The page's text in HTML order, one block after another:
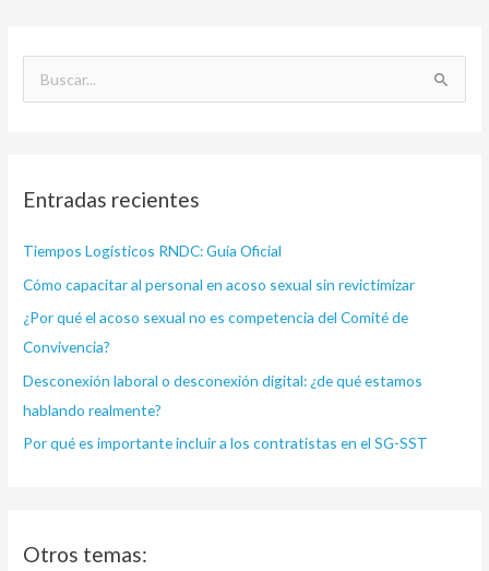
a
p
o
r
:
Entradas recientes
Tiempos Logísticos RNDC: Guía Oficial
Cómo capacitar al personal en acoso sexual sin revictimizar
¿Por qué el acoso sexual no es competencia del Comité de
Convivencia?
Desconexión laboral o desconexión digital: ¿de qué estamos
hablando realmente?
Por qué es importante incluir a los contratistas en el SG-SST
Otros temas: